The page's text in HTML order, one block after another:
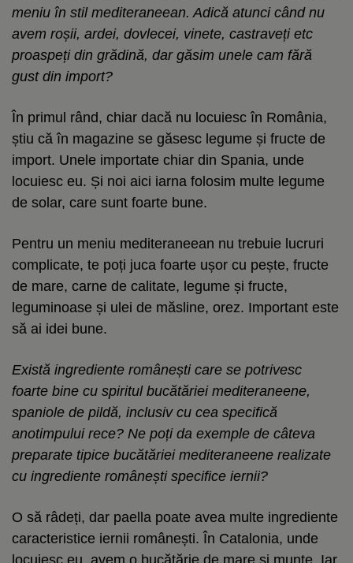
meniu în stil mediteraneean. Adică atunci când nu
avem roșii, ardei, dovlecei, vinete, castraveți etc
proaspeți din grădină, dar găsim unele cam fără
gust din import?
În primul rând, chiar dacă nu locuiesc în România,
știu că în magazine se găsesc legume și fructe de
import. Unele importate chiar din Spania, unde
locuiesc eu. Și noi aici iarna folosim multe legume
de solar, care sunt foarte bune.
Pentru un meniu mediteraneean nu trebuie lucruri
complicate, te poți juca foarte ușor cu pește, fructe
de mare, carne de calitate, legume și fructe,
leguminoase și ulei de măsline, orez. Important este
să ai idei bune.
Există ingrediente românești care se potrivesc
foarte bine cu spiritul bucătăriei mediteraneene,
spaniole de pildă, inclusiv cu cea specifică
anotimpului rece? Ne poți da exemple de câteva
preparate tipice bucătăriei mediteraneene realizate
cu ingrediente românești specifice iernii?
O să râdeți, dar paella poate avea multe ingrediente
caracteristice iernii românești. În Catalonia, unde
locuiesc eu, avem o bucătărie de mare și munte. Iar